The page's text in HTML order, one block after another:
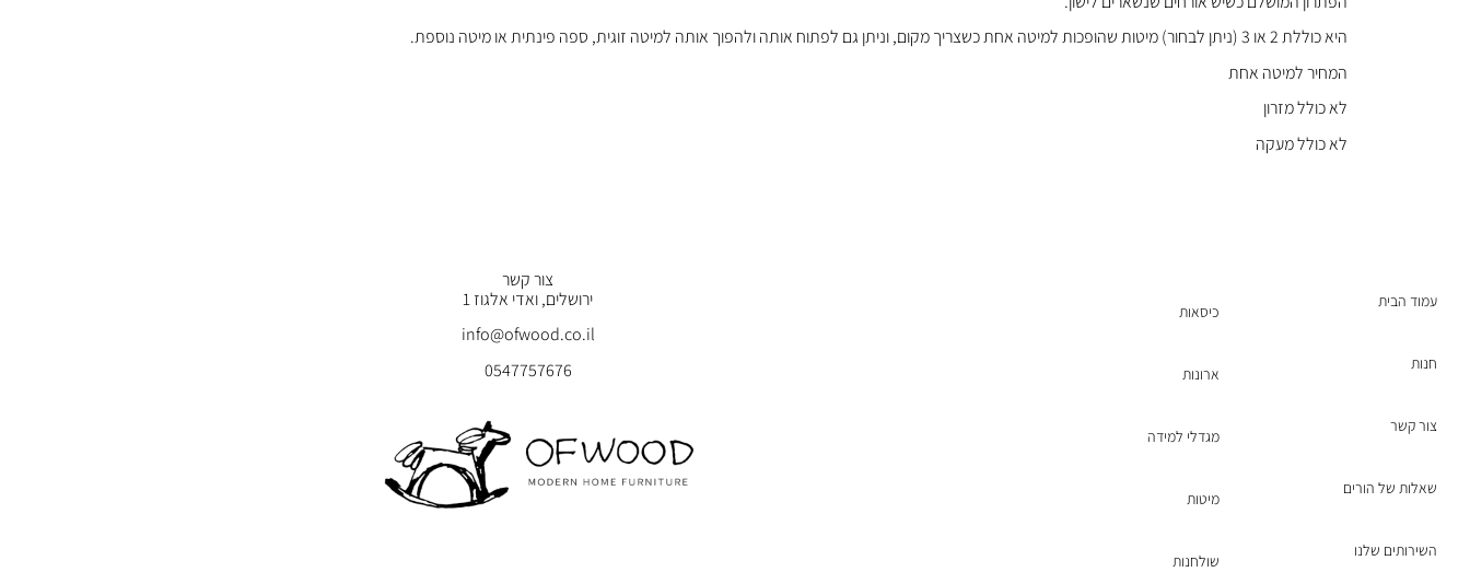
היא כוללת 2 או 3 (ניתן לבחור) מיטות שהופכות למיטה אחת כשצריך מקום, וניתן גם לפתוח אותה ולהפוך אותה למיטה זוגית, ספה פינתית או מיטה נוספת.
המחיר למיטה אחת
לא כולל מזרון
לא כולל מעקה
עמוד הבית
חנות
צור קשר
שאלות של הורים
השירותים שלנו
כיסאות
ארונות
מגדלי למידה
מיטות
שולחנות
צור קשר
ירושלים, ואדי אלגוז 1
info@ofwood.co.il
0547757676